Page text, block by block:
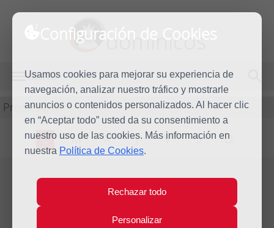
Configuración de Cookies
Usamos cookies para mejorar su experiencia de
navegación, analizar nuestro tráfico y mostrarle
anuncios o contenidos personalizados. Al hacer clic
en “Aceptar todo” usted da su consentimiento a
nuestro uso de las cookies. Más información en
nuestra Política de Cookies.
Rechazar todo
Personalizar
dominicos
MENÚ
Predicación
L M X J V S D
Evangelio del día